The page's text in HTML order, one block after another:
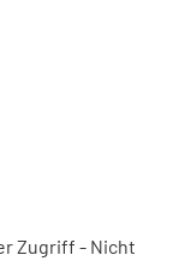
Zugriff - Nicht